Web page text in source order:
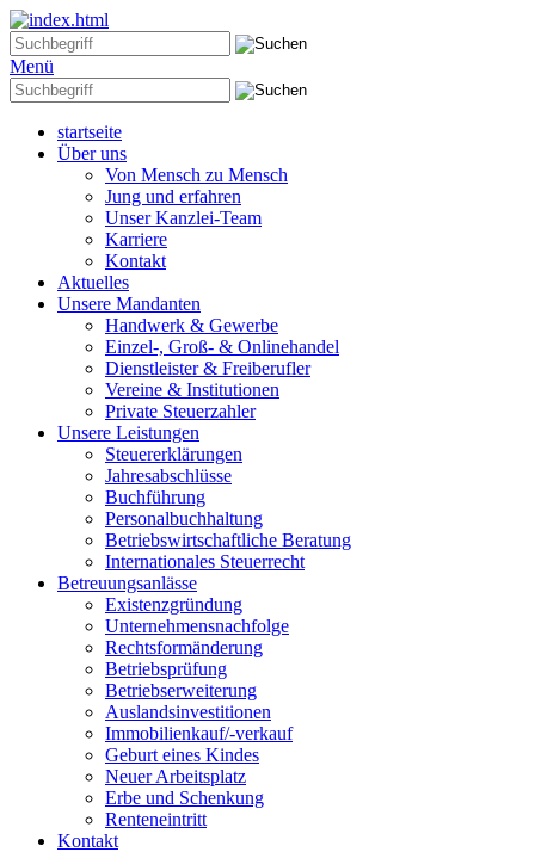
Menü
startseite
Über uns
Von Mensch zu Mensch
Jung und erfahren
Unser Kanzlei-Team
Karriere
Kontakt
Aktuelles
Unsere Mandanten
Handwerk & Gewerbe
Einzel-, Groß- & Onlinehandel
Dienstleister & Freiberufler
Vereine & Institutionen
Private Steuerzahler
Unsere Leistungen
Steuererklärungen
Jahresabschlüsse
Buchführung
Personalbuchhaltung
Betriebswirtschaftliche Beratung
Internationales Steuerrecht
Betreuungsanlässe
Existenzgründung
Unternehmensnachfolge
Rechtsformänderung
Betriebsprüfung
Betriebserweiterung
Auslandsinvestitionen
Immobilienkauf/-verkauf
Geburt eines Kindes
Neuer Arbeitsplatz
Erbe und Schenkung
Renteneintritt
Kontakt